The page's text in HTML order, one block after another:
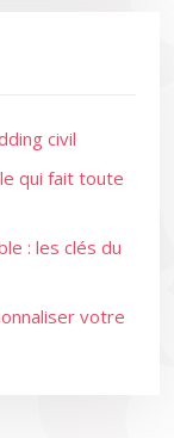
civil
qui fait toute
: les clés du
votre